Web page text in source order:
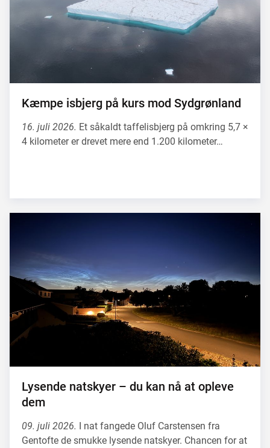
Kæmpe isbjerg på kurs mod Sydgrønland
16. juli 2026. Et såkaldt taffelisbjerg på omkring 5,7 ×
4 kilometer er drevet mere end 1.200 kilometer…
Lysende natskyer – du kan nå at opleve
dem
09. juli 2026. I nat fangede Oluf Carstensen fra
Gentofte de smukke lysende natskyer. Chancen for at